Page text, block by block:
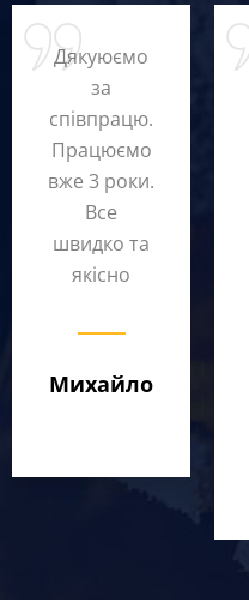
Дякуюємо
за
співпрацю.
Працюємо
вже 3 роки.
Все
швидко та
якісно
Михайло